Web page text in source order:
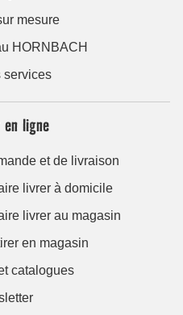
mesure
HORNBACH
services
ligne
et de livraison
livrer à domicile
livrer au magasin
en magasin
catalogues